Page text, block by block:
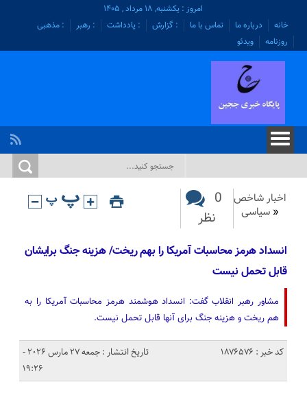
امروز : یکشنبه, ۱۸ مرداد , ۱۴۰۵
خانه
درباره ما تماس با ما : گزارش : یادداشت : رهبر
: مذهبی
روزنامه
ویدئو
اخبار شاخص
« سیاسی
0
نظر
انسداد هرمز محاسبات آمریکا را بهم ریخت/ هزینه جنگ برایشان
قابل تحمل نیست
مشاور رهبر انقلاب گفت: انسداد هوشمند هرمز محاسبات آمریکا را به
هم ریخت و هزینه جنگ برای آنها قابل تحمل نیست.
کد خبر : 1876576
تاریخ انتشار : جمعه 27 مارس 2026 -
19:26